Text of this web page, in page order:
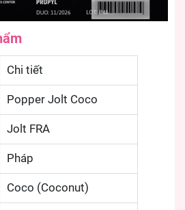
Chi tiết
Popper Jolt Coco
Jolt FRA
Pháp
Coco (Coconut)